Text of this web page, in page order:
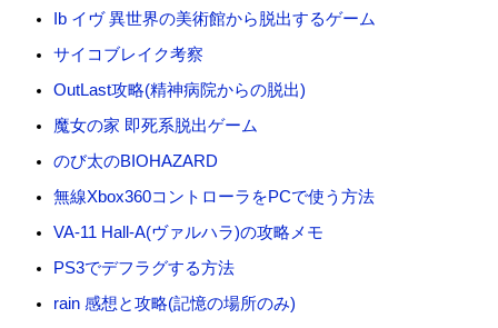
Ib イヴ 異世界の美術館から脱出するゲーム
サイコブレイク考察
OutLast攻略(精神病院からの脱出)
魔女の家 即死系脱出ゲーム
のび太のBIOHAZARD
無線Xbox360コントローラをPCで使う方法
VA-11 Hall-A(ヴァルハラ)の攻略メモ
PS3でデフラグする方法
rain 感想と攻略(記憶の場所のみ)